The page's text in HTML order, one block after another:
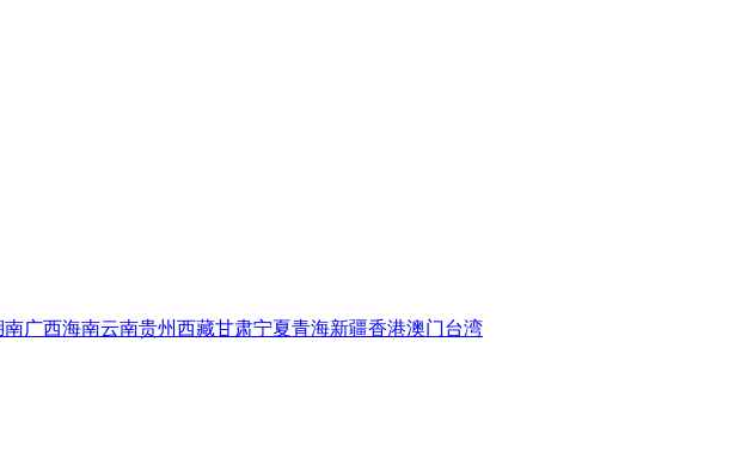
南广西海南云南贵州西藏甘肃宁夏青海新疆香港澳门台湾